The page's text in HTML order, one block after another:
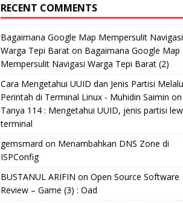
RECENT COMMENTS
Bagaimana Google Map Mempersulit Navigasi
Warga Tepi Baraton Bagaimana Google Map
Mempersulit Navigasi Warga Tepi Barat (2)
Cara Mengetahui UUID dan Jenis Partisi
Perintah di Terminal Linux - Muhidin Saimin on
Tanya 114 : Mengetahui UUID, jenis partisi
terminal
gemsmard on Menambahkan DNS Zone di
ISPConfig
BUSTANUL ARIFIN on Open Source Software
Review – Game (3) : Oad